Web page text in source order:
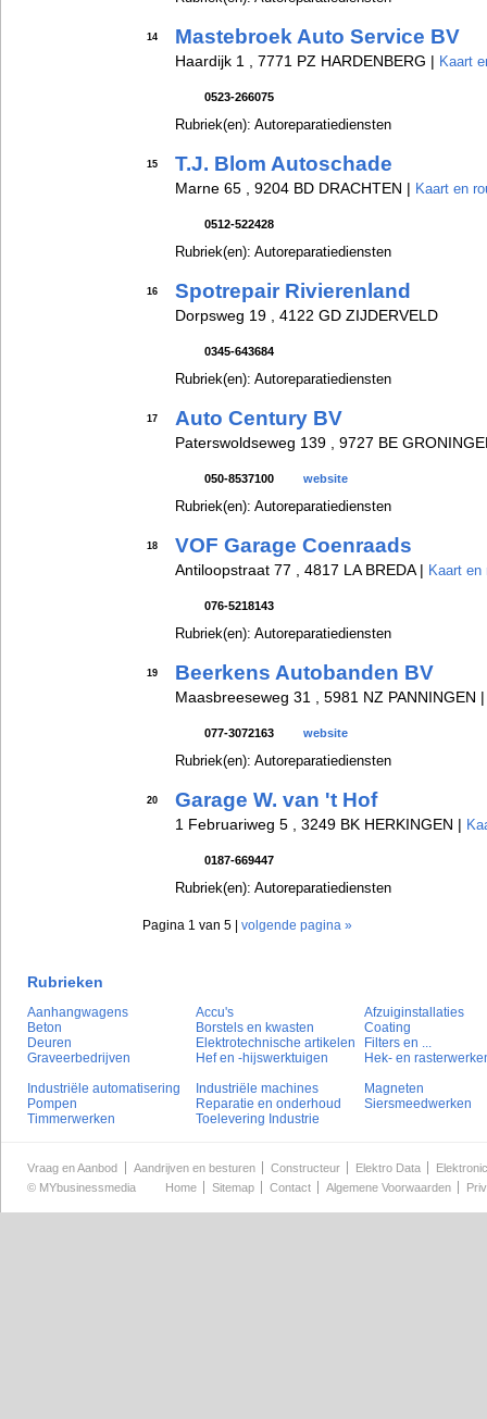
14 Mastebroek Auto Service BV
Haardijk 1 , 7771 PZ HARDENBERG | Kaart
0523-266075
Rubriek(en): Autoreparatiediensten
15 T.J. Blom Autoschade
Marne 65 , 9204 BD DRACHTEN | Kaart en
0512-522428
Rubriek(en): Autoreparatiediensten
16 Spotrepair Rivierenland
Dorpsweg 19 , 4122 GD ZIJDERVELD
0345-643684
Rubriek(en): Autoreparatiediensten
17 Auto Century BV
Paterswoldseweg 139 , 9727 BE
050-8537100 website
Rubriek(en): Autoreparatiediensten
18 VOF Garage Coenraads
Antiloopstraat 77 , 4817 LA BREDA | Kaart en
076-5218143
Rubriek(en): Autoreparatiediensten
19 Beerkens Autobanden BV
Maasbreeseweg 31 , 5981 NZ PANNINGEN
077-3072163 website
Rubriek(en): Autoreparatiediensten
20 Garage W. van 't Hof
1 Februariweg 5 , 3249 BK HERKINGEN |
0187-669447
Rubriek(en): Autoreparatiediensten
Pagina 1 van 5 | volgende pagina »
Rubrieken
Aanhangwagens Accu's
Afzuiginstallaties
Beton
Borstels en kwasten
Coating
Deuren
Elektrotechnische artikelen
Filters en ...
Graveerbedrijven
Hef en -hijswerktuigen
Hek- en
Industriële automatisering
Industriële machines
Magneten
Pompen
Reparatie en onderhoud
Siersmeedwerken
Timmerwerken
Toelevering Industrie
Vraag en Aanbod Aandrijven en besturen Constructeur Elektro Data
© MYbusinessmedia Home Sitemap Contact Algemene Voorwaarden